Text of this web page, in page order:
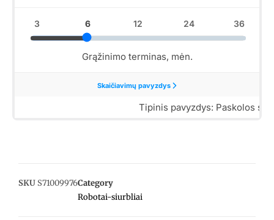
SKU S71009976Category
Robotai-siurbliai